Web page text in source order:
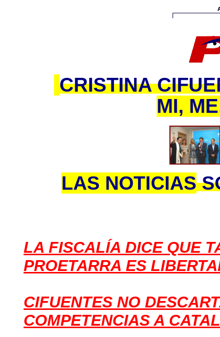
CRISTINA
MI,
LAS NOTICIAS
LA FISCALÍA DICE QUE
PROETARRA ES
CIFUENTES NO
COMPETENCIAS A